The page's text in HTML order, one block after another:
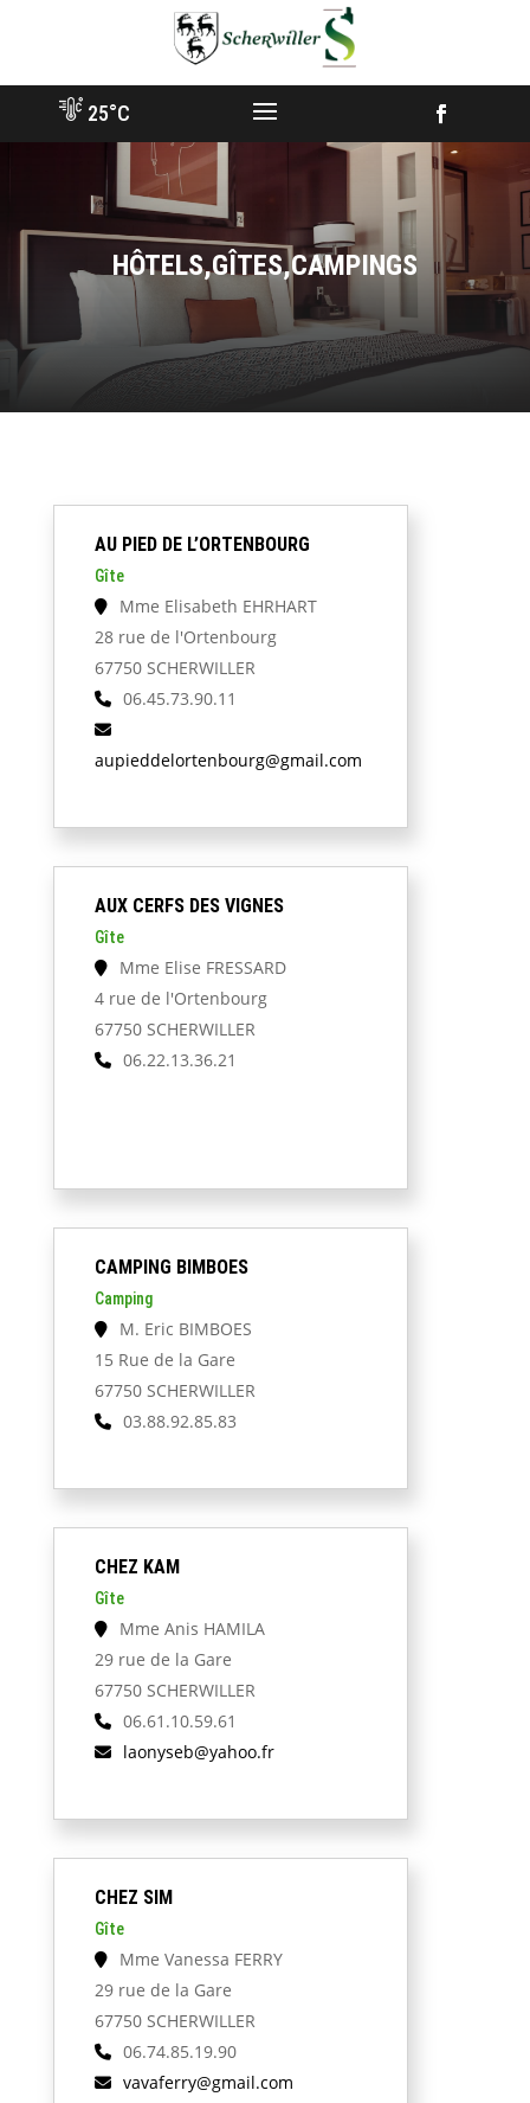
25°C
Facebook
HÔTELS,GÎTES,CAMPINGS
AU PIED DE L’ORTENBOURG
Gîte
Mme Elisabeth EHRHART
28 rue de l'Ortenbourg
67750 SCHERWILLER
06.45.73.90.11
aupieddelortenbourg@gmail.com
AUX CERFS DES VIGNES
Gîte
Mme Elise FRESSARD
4 rue de l'Ortenbourg
67750 SCHERWILLER
06.22.13.36.21
CAMPING BIMBOES
Camping
M. Eric BIMBOES
15 Rue de la Gare
67750 SCHERWILLER
03.88.92.85.83
CHEZ KAM
Gîte
Mme Anis HAMILA
29 rue de la Gare
67750 SCHERWILLER
06.61.10.59.61
laonyseb@yahoo.fr
CHEZ SIM
Gîte
Mme Vanessa FERRY
29 rue de la Gare
67750 SCHERWILLER
06.74.85.19.90
vavaferry@gmail.com